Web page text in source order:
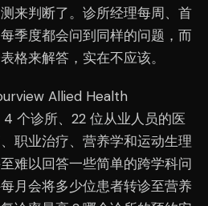
来判断了。诊所经理每周、首
季度都会问到同样的问题，而
格来解答，实在不应该。
Allied Health
个诊所、22 位从业人员的医
职业治疗、营养学和运动生理
难以回答一些简单的跨学科问
月会将多少位患者转诊至营养